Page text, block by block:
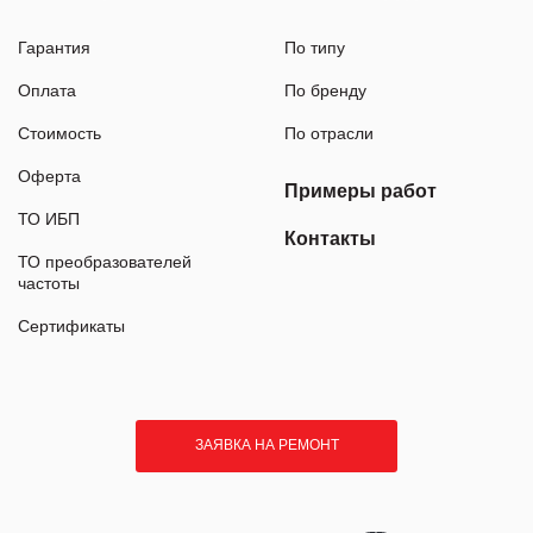
Гарантия
Оплата
Стоимость
Оферта
ТО ИБП
ТО преобразователей
частоты
Сертификаты
По типу
По бренду
По отрасли
Примеры работ
Контакты
ЗАЯВКА НА РЕМОНТ